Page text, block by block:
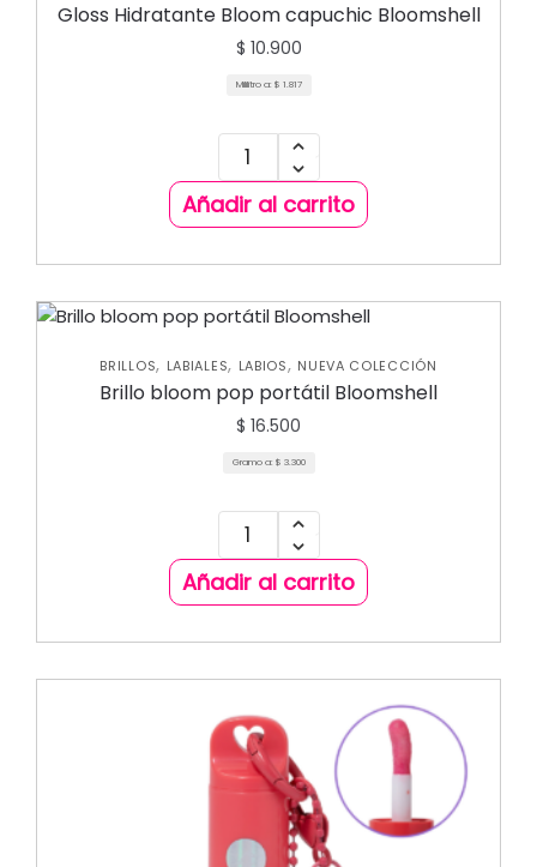
Gloss Hidratante Bloom capuchic Bloomshell
$ 10.900
Mililitro a: $ 1.817
Añadir al carrito
BRILLOS, LABIALES, LABIOS, NUEVA COLECCIÓN
Brillo bloom pop portátil Bloomshell
$ 16.500
Gramo a: $ 3.300
Añadir al carrito